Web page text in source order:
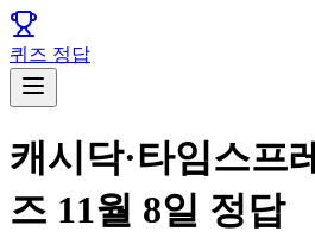
퀴즈 정답
캐시닥·타임스프
즈 11월 8일 정답